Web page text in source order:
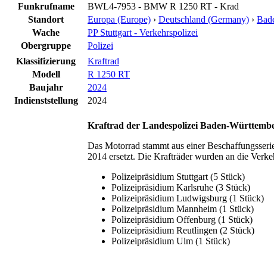
Funkrufname BWL4-7953 - BMW R 1250 RT - Krad
Standort
Europa (Europe) › Deutschland (Germany) ›
Wache
PP Stuttgart - Verkehrspolizei
Obergruppe
Polizei
Klassifizierung
Kraftrad
Modell
R 1250 RT
Baujahr
2024
Indienststellung
2024
Kraftrad der Landespolizei Baden-
Das Motorrad stammt aus einer
2014 ersetzt. Die Krafträder wurden an die
Polizeipräsidium Stuttgart (5 Stück)
Polizeipräsidium Karlsruhe (3 Stück)
Polizeipräsidium Ludwigsburg (1 Stück)
Polizeipräsidium Mannheim (1 Stück)
Polizeipräsidium Offenburg (1 Stück)
Polizeipräsidium Reutlingen (2 Stück)
Polizeipräsidium Ulm (1 Stück)